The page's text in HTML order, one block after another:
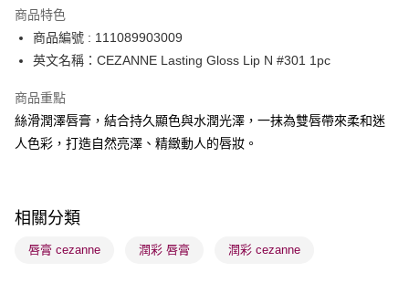
PayMe
WeChat Pay
BoC Pay
送貨方式
每筆HK$65.00，滿HK$300.00或以上免運費
商品特色
商品編號 : 111089903009
英文名稱：CEZANNE Lasting Gloss Lip N #301 1pc
商品重點
絲滑潤澤唇膏，結合持久顯色與水潤光澤，一抹為雙唇帶來柔和迷
人色彩，打造自然亮澤、精緻動人的唇妝。
相關分類
唇膏 cezanne 潤彩 唇膏 潤彩 cezanne